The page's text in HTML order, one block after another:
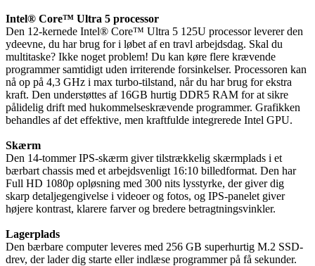
Intel® Core™ Ultra 5 processor
Den 12-kernede Intel® Core™ Ultra 5 125U processor leverer den
ydeevne, du har brug for i løbet af en travl arbejdsdag. Skal du
multitaske? Ikke noget problem! Du kan køre flere krævende
programmer samtidigt uden irriterende forsinkelser. Processoren kan
nå op på 4,3 GHz i max turbo-tilstand, når du har brug for ekstra
kraft. Den understøttes af 16GB hurtig DDR5 RAM for at sikre
pålidelig drift med hukommelseskrævende programmer. Grafikken
behandles af det effektive, men kraftfulde integrerede Intel GPU.
Skærm
Den 14-tommer IPS-skærm giver tilstrækkelig skærmplads i et
bærbart chassis med et arbejdsvenligt 16:10 billedformat. Den har
Full HD 1080p opløsning med 300 nits lysstyrke, der giver dig
skarp detaljegengivelse i videoer og fotos, og IPS-panelet giver
højere kontrast, klarere farver og bredere betragtningsvinkler.
Lagerplads
Den bærbare computer leveres med 256 GB superhurtig M.2 SSD-
drev, der lader dig starte eller indlæse programmer på få sekunder.